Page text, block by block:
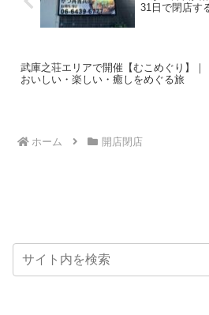
31日で閉店す
武庫之荘エリアで開催【むこめぐり】｜
おいしい・楽しい・癒しをめぐる旅
ホーム 開店閉店